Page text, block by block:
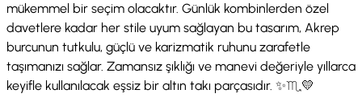
mükemmel bir seçim olacaktır. Günlük kombinlerden özel
davetlere kadar her stile uyum sağlayan bu tasarım, Akrep
burcunun tutkulu, güçlü ve karizmatik ruhunu zarafetle
taşımanızı sağlar. Zamansız şıklığı ve manevi değeriyle yıllarca
keyifle kullanılacak eşsiz bir altın takı parçasıdır. ✨♏💛